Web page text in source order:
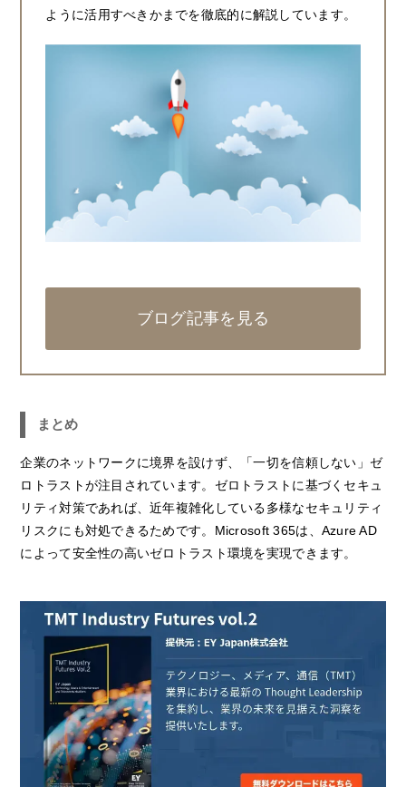
ように活用すべきかまでを徹底的に解説しています。
ブログ記事を見る
まとめ
企業のネットワークに境界を設けず、「一切を信頼しない」ゼ
ロトラストが注目されています。ゼロトラストに基づくセキュ
リティ対策であれば、近年複雑化している多様なセキュリティ
リスクにも対処できるためです。Microsoft 365は、Azure AD
によって安全性の高いゼロトラスト環境を実現できます。